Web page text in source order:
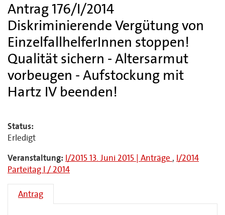
Antrag 176/I/2014
Diskriminierende Vergütung von
EinzelfallhelferInnen stoppen!
Qualität sichern - Altersarmut
vorbeugen - Aufstockung mit
Hartz IV beenden!
Status:
Erledigt
Veranstaltung: I/2015 13. Juni 2015 | Anträge , I/2014
Parteitag I / 2014
Antrag